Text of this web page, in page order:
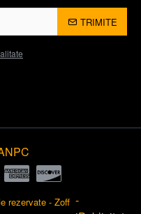
TRIMITE
rezervate - Zoff -